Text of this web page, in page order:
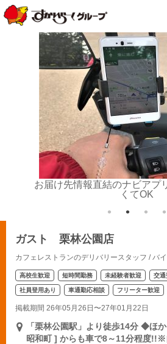
お届け先情報直結のナビアプ
くてOK
ガスト 栗林公園店
カフェレストランのデリバリースタッフ / バ
高校生歓迎 短時間勤務 未経験者歓迎 交通
社員登用あり 車通勤応相談 フリーター歓迎
掲載期間 26年05月26日〜27年01月22日
「栗林公園駅」より徒歩14分 ◆ほ
昭和町 ] からも車で8～11分程度